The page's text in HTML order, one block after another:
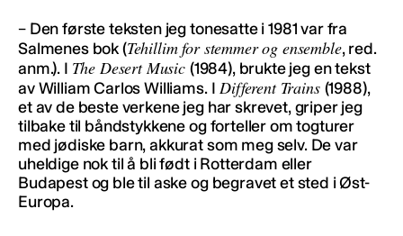
– Den første teksten jeg tonesatte i 1981 var fra
Salmenes bok (Tehillim for stemmer og ensemble, red.
anm.). I The Desert Music (1984), brukte jeg en tekst
av William Carlos Williams. I Different Trains (1988),
et av de beste verkene jeg har skrevet, griper jeg
tilbake til båndstykkene og forteller om togturer
med jødiske barn, akkurat som meg selv. De var
uheldige nok til å bli født i Rotterdam eller
Budapest og ble til aske og begravet et sted i Øst-
Europa.